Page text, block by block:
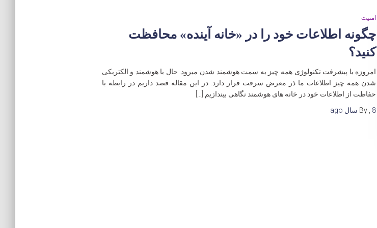
امنیت
چگونه اطلاعات خود را در «خانه آینده» محافظت
کنید؟
امروزه با پیشرفت تکنولوژی همه چیز به سمت هوشمند شدن میرود. حال با هوشمند و الکتریکی
شدن همه چیز اطلاعات ما ذر معرض سرقت قرار دارد. در این مقاله قصد داریم در رابطه با
حفاظت از اطلاعات خود در خانه های هوشمند نگاهی بیندازیم […]
By
8 سال